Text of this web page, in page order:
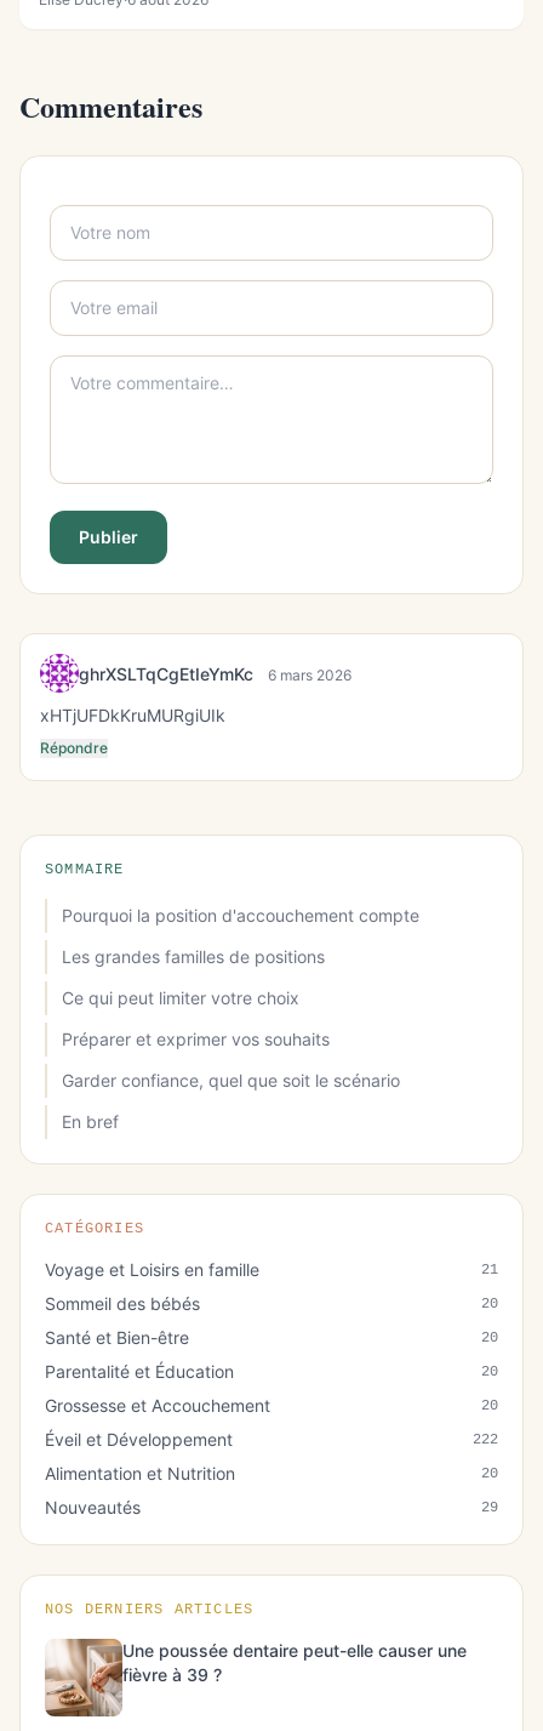
Commentaires
Publier
ghrXSLTqCgEtIeYmKc 6 mars 2026
xHTjUFDkKruMURgiUIk
Répondre
SOMMAIRE
Pourquoi la position d'accouchement compte
Les grandes familles de positions
Ce qui peut limiter votre choix
Préparer et exprimer vos souhaits
Garder confiance, quel que soit le scénario
En bref
CATÉGORIES
Voyage et Loisirs en famille 21
Sommeil des bébés 20
Santé et Bien-être 20
Parentalité et Éducation 20
Grossesse et Accouchement 20
Éveil et Développement 222
Alimentation et Nutrition 20
Nouveautés 29
NOS DERNIERS ARTICLES
Une poussée dentaire peut-elle causer une
fièvre à 39 ?